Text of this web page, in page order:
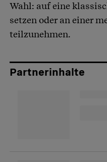
Wahl: auf eine
setzen oder an einer
teilzunehmen.
Partnerinhalte